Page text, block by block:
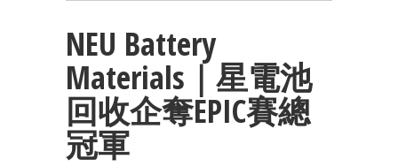
NEU Battery
Materials｜星電池
回收企奪EPIC賽總
冠軍